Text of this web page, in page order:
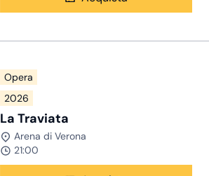
Opera
2026
La Traviata
Arena di Verona
21:00